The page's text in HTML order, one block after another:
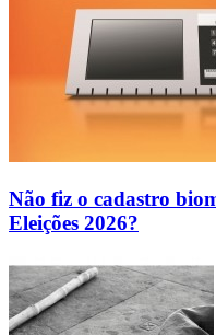
Não fiz o cadastro
Eleições 2026?